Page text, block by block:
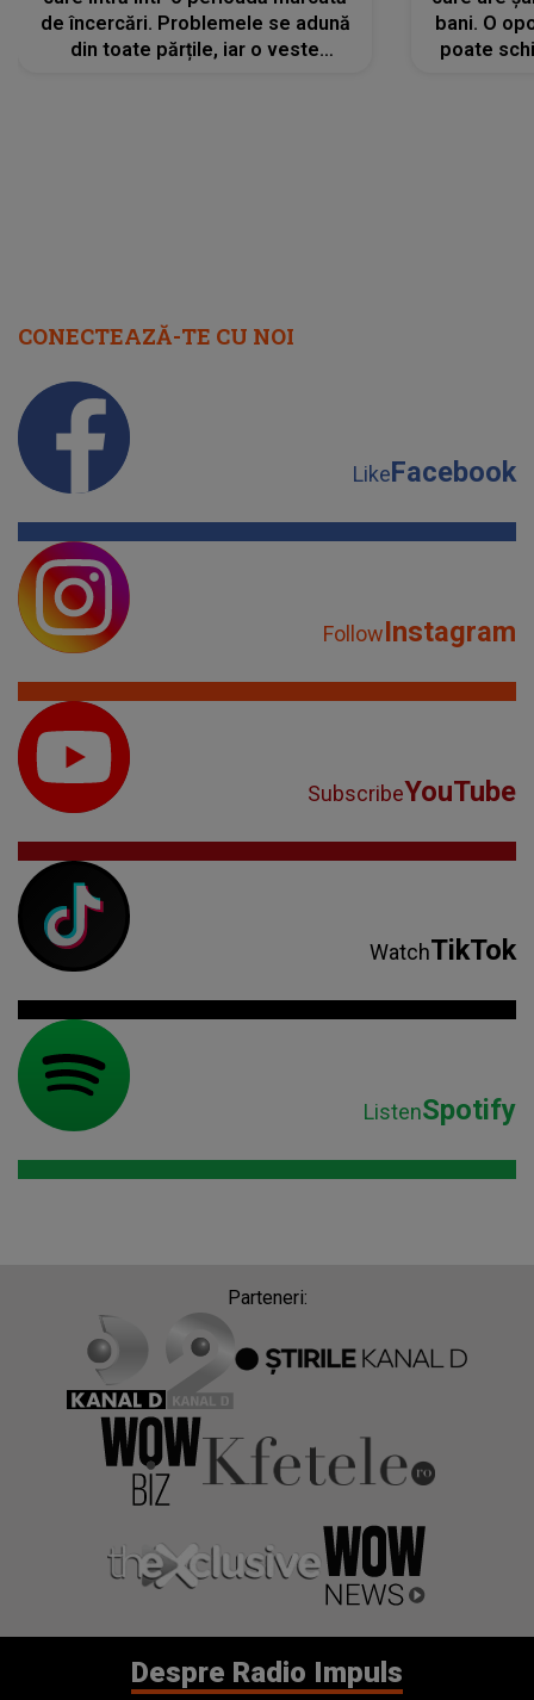
de încercări. Problemele se adună
din toate părțile, iar o veste
bani. O
poate
CONECTEAZĂ-TE CU NOI
LikeFacebook
FollowInstagram
SubscribeYouTube
WatchTikTok
ListenSpotify
Parteneri:
Despre Radio Impuls